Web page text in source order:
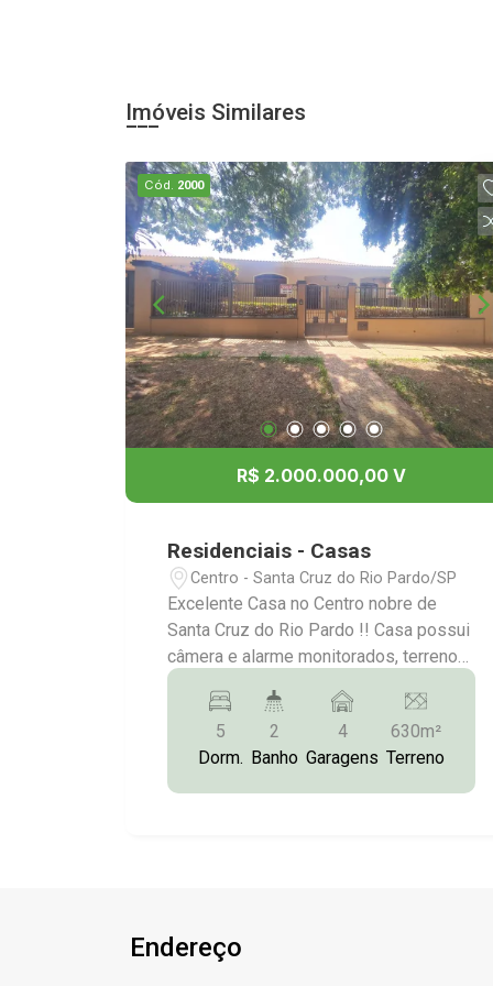
Imóveis Similares
Cód. 2000
R$ 2.000.000,00 V
Residenciais - Casas
Centro - Santa Cruz do Rio Pardo/SP
Excelente Casa no Centro nobre de
Santa Cruz do Rio Pardo !! Casa possui
câmera e alarme monitorados, terreno
de 629,60 metros², sendo 28,30 de
frente; com 05 quartos sendo 04 suítes;
Sala ampla; Cozinha; 3 Banheiros; Copa;
Area de Serviço coberta; Despensa;
Quintal amplo com piscina;
5
Dorm.
2
Banho
4
Garagens
630m²
Terreno
Endereço